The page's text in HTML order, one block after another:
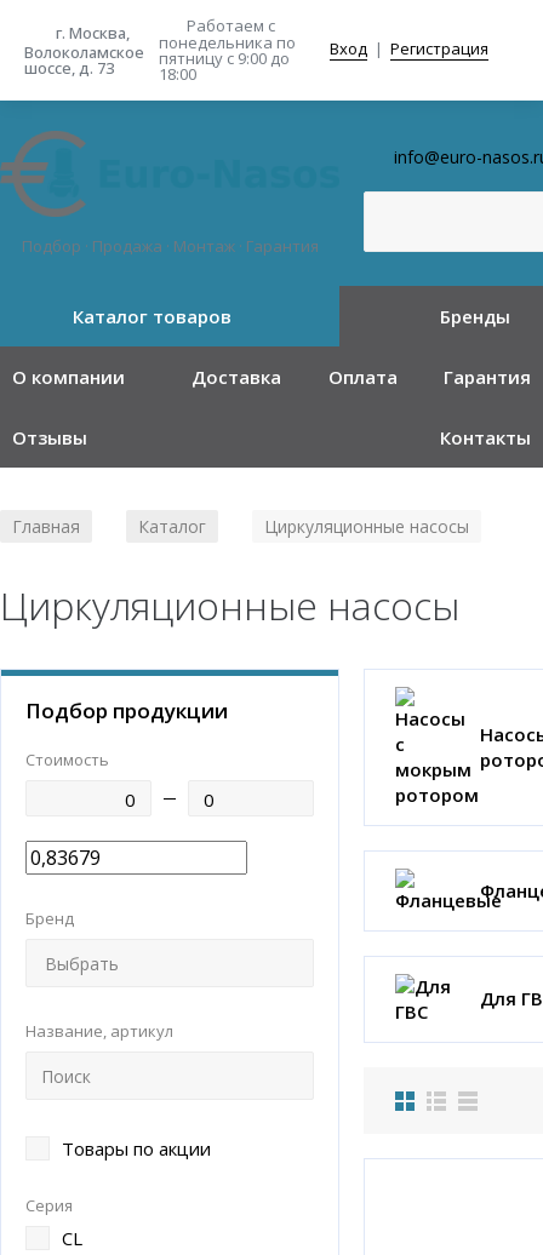
г. Москва,
Волоколамское
шоссе, д. 73
Работаем с
понедельника по
пятницу с 9:00 до
18:00
Вход | Регистрация
Подбор · Продажа · Монтаж · Гарантия
info@euro-
Каталог товаров Бренды
О компании Доставка Оплата Гарантия
Отзывы Контакты
Главная Каталог Циркуляционные насосы
Циркуляционные насосы
Подбор продукции
Стоимость
Бренд
Название, артикул
Товары по акции
Серия
CL
Для